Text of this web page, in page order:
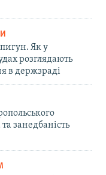
Як у
розглядають
в держзраді
занедбаність